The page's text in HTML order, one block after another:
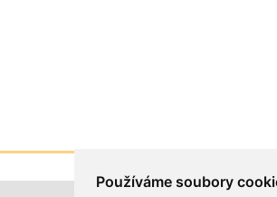
Používáme soubory